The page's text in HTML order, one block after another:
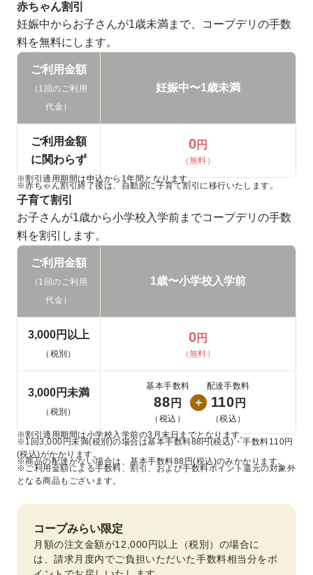
満
（税別） （税込）
（無料）
※2人の1回のご利用金額が6,000円(税別)以上の場合、基本手
赤ちゃん割引
妊娠中からお子さんが1歳未満まで、コープデリの手数
料を無料にします。
ご利用金額
（1回のご利用
代金）
妊娠中〜1歳未満
ご利用金額
に関わらず
0円
（無料）
※割引適用期間は申込から1年間となります。
※赤ちゃん割引終了後は、自動的に子育て割引に移行いたします。
子育て割引
お子さんが1歳から小学校入学前までコープデリの手数
料を割引します。
ご利用金額
（1回のご利用
代金）
1歳〜小学校入学前
3,000円以上
（税別）
0円
（無料）
3,000円未満
（税別）
基本手数料
88 円
（税込）
＋
配達手数料
110 円
（税込）
※割引適用期間は小学校入学前の3月末日までとなります。
※1回3,000円未満(税別)の場合は基本手数料88円(税込)・手数料110円
(税込)がかかります。
※商品の配達がない場合は、基本手数料88円(税込)のみかかります。
※ご利用金額による手数料、割引、および手数料ポイント還元の対象外
となる商品もございます。
コープみらい限定
月額の注文金額が12,000円以上（税別）の場合に
は、請求月度内でご負担いただいた手数料相当分をポ